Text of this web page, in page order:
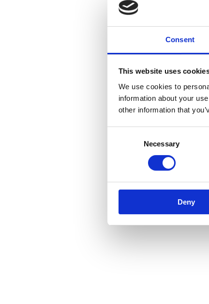
Consent
This website uses
We use cookies to
information about your
other information that
Necessary
Deny